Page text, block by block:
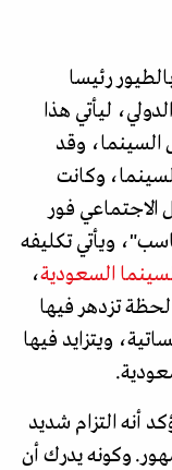
رئيسا
ليأتي هذا
السينما، وقد
وكانت
الاجتماعي فور
ويأتي تكليفه
السعودية،
لحظة تزدهر فيها
ويتزايد فيها
أنه التزام شديد
وكونه يدرك أن